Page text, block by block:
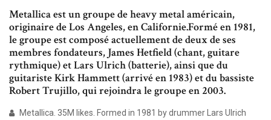
Metallica est un groupe de heavy metal américain,
originaire de Los Angeles, en Californie.Formé en 1981,
le groupe est composé actuellement de deux de ses
membres fondateurs, James Hetfield (chant, guitare
rythmique) et Lars Ulrich (batterie), ainsi que du
guitariste Kirk Hammett (arrivé en 1983) et du bassiste
Robert Trujillo, qui rejoindra le groupe en 2003.
Metallica. 35M likes. Formed in 1981 by drummer Lars Ulrich